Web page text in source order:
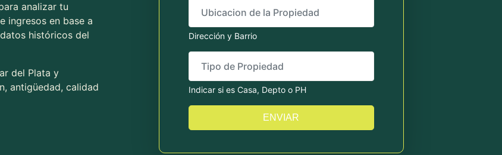
Dirección y Barrio
Indicar si es Casa, Depto o PH
ENVIAR
analizar tu
ingresos en base a
históricos del
del Plata y
antigüedad, calidad